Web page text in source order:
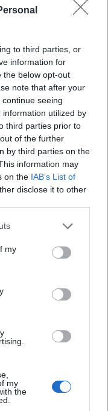
to third parties, or
information for
the below opt-out
note that after your
seeing
utilized by
third parties prior to
of the further
by third parties on the
information may
on the IAB’s List of
disclose it to other
one or more Google
You may click to
third-party tags to
in below Google
my
my
the
veszi a fiatal
meséli el
mellett
elhunyt
fiút az osztrák